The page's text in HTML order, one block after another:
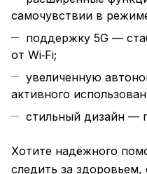
самочувствии в
поддержку 5G —
от Wi‑Fi;
увеличенную
активного
стильный дизайн —
Хотите надёжного
следить за здоровьем,